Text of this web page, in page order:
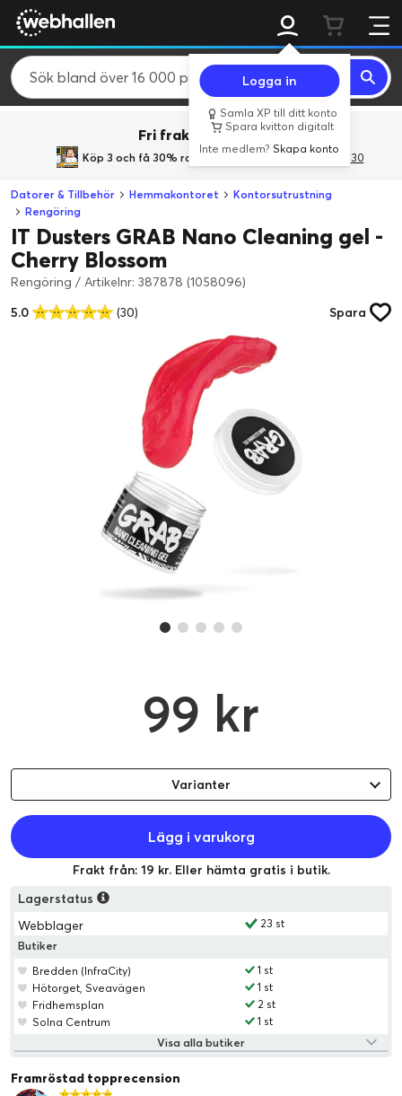
Logga in
Samla XP till ditt konto
Spara kvitton digitalt
Inte medlem?Skapa konto
Fri frakt över 800 kr.
Köp 3 och få 30% rabatt med rabattkoden 3Gives30
Datorer & Tillbehör Hemmakontoret
Kontorsutrustning
Rengöring
IT Dusters GRAB Nano Cleaning gel -
Cherry Blossom
Rengöring / Artikelnr: 387878 (1058096)
5.0
(30) Spara
99 kr
Varianter
Lägg i varukorg
Frakt från: 19 kr. Eller hämta gratis i butik.
Lagerstatus
Webblager
23 st
Butiker
Bredden (InfraCity)
1 st
Hötorget, Sveavägen
1 st
Fridhemsplan
2 st
Solna Centrum
1 st
Visa alla butiker
Framröstad topprecension